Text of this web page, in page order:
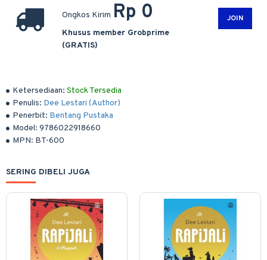
Ketersediaan: Stock Tersedia
Penulis: Dee Lestari (Author)
Penerbit: Bentang Pustaka
Model: 9786022918660
MPN: BT-600
Ongkos Kirim Rp 0
Khusus member Grobprime
(GRATIS)
JOIN
SERING DIBELI JUGA